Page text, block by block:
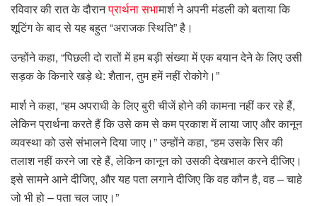
रविवार की रात के दौरानप्रार्थना सभामार्श ने अपनी मंडली को बताया कि
शूटिंग के बाद से यह बहुत “अराजक स्थिति” है।
उन्होंने कहा, “पिछली दो रातों में हम बड़ी संख्या में एक बयान देने के लिए उसी
सड़क के किनारे खड़े थे: शैतान, तुम हमें नहीं रोकोगे।”
मार्श ने कहा, “हम अपराधी के लिए बुरी चीजें होने की कामना नहीं कर रहे हैं,
लेकिन प्रार्थना करते हैं कि उसे कम से कम प्रकाश में लाया जाए और कानून
व्यवस्था को उसे संभालने दिया जाए।” उन्होंने कहा, “हम उसके सिर की
तलाश नहीं करने जा रहे हैं, लेकिन कानून को उसकी देखभाल करने दीजिए।
इसे सामने आने दीजिए, और यह पता लगाने दीजिए कि वह कौन है, वह – चाहे
जो भी हो – पता चल जाए।”